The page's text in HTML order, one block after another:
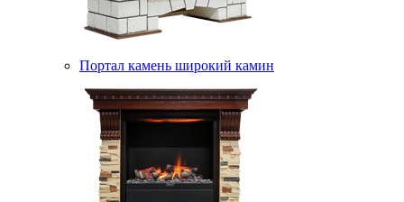
Портал камень широкий камин